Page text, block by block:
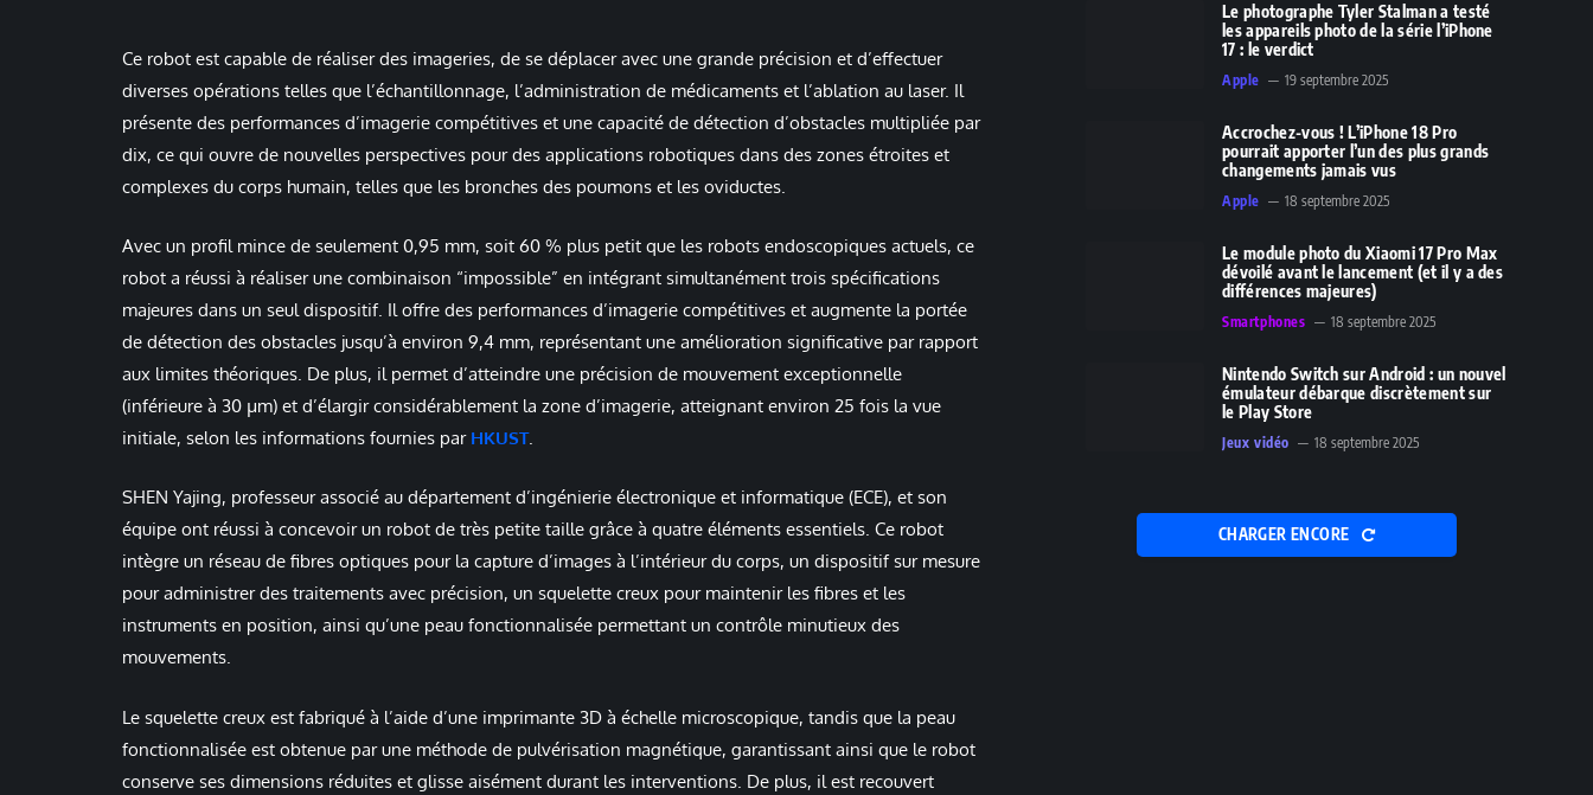
Ce robot est capable de réaliser des imageries, de se déplacer avec une grande précision et d’effectuer
diverses opérations telles que l’échantillonnage, l’administration de médicaments et l’ablation au laser. Il
présente des performances d’imagerie compétitives et une capacité de détection d’obstacles multipliée par
dix, ce qui ouvre de nouvelles perspectives pour des applications robotiques dans des zones étroites et
complexes du corps humain, telles que les bronches des poumons et les oviductes.
Avec un profil mince de seulement 0,95 mm, soit 60 % plus petit que les robots endoscopiques actuels, ce
robot a réussi à réaliser une combinaison “impossible” en intégrant simultanément trois spécifications
majeures dans un seul dispositif. Il offre des performances d’imagerie compétitives et augmente la portée
de détection des obstacles jusqu’à environ 9,4 mm, représentant une amélioration significative par rapport
aux limites théoriques. De plus, il permet d’atteindre une précision de mouvement exceptionnelle
(inférieure à 30 µm) et d’élargir considérablement la zone d’imagerie, atteignant environ 25 fois la vue
initiale, selon les informations fournies par HKUST.
SHEN Yajing, professeur associé au département d’ingénierie électronique et informatique (ECE), et son
équipe ont réussi à concevoir un robot de très petite taille grâce à quatre éléments essentiels. Ce robot
intègre un réseau de fibres optiques pour la capture d’images à l’intérieur du corps, un dispositif sur mesure
pour administrer des traitements avec précision, un squelette creux pour maintenir les fibres et les
instruments en position, ainsi qu’une peau fonctionnalisée permettant un contrôle minutieux des
mouvements.
Le squelette creux est fabriqué à l’aide d’une imprimante 3D à échelle microscopique, tandis que la peau
fonctionnalisée est obtenue par une méthode de pulvérisation magnétique, garantissant ainsi que le robot
conserve ses dimensions réduites et glisse aisément durant les interventions. De plus, il est recouvert
Le photographe Tyler Stalman a testé
les appareils photo de la série l’iPhone
17 : le verdict
Apple 19 septembre 2025
Accrochez-vous ! L’iPhone 18 Pro
pourrait apporter l’un des plus grands
changements jamais vus
Apple 18 septembre 2025
Le module photo du Xiaomi 17 Pro Max
dévoilé avant le lancement (et il y a des
différences majeures)
Smartphones 18 septembre 2025
Nintendo Switch sur Android : un nouvel
émulateur débarque discrètement sur
le Play Store
Jeux vidéo 18 septembre 2025
CHARGER ENCORE